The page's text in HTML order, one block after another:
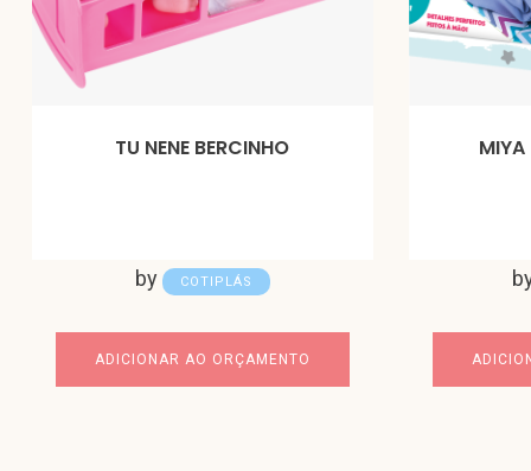
TU NENE BERCINHO
by COTIPLÁS
ADICIONAR AO ORÇAMENTO
MIYA